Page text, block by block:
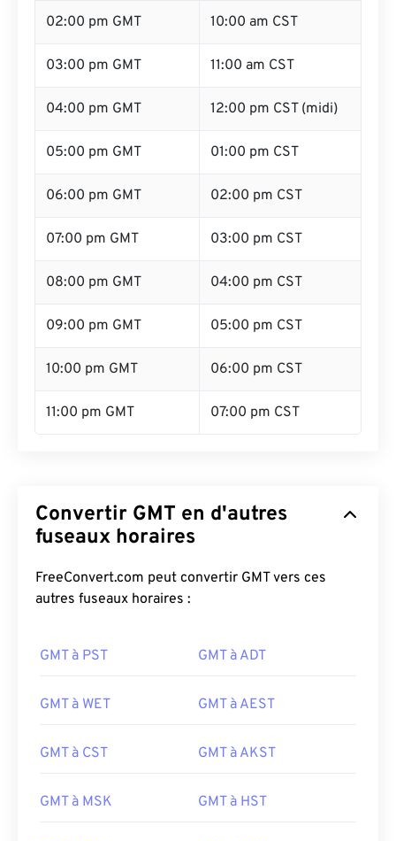
02:00 pm GMT 10:00 am CST
03:00 pm GMT 11:00 am CST
04:00 pm GMT 12:00 pm CST (midi)
05:00 pm GMT 01:00 pm CST
06:00 pm GMT 02:00 pm CST
07:00 pm GMT 03:00 pm CST
08:00 pm GMT 04:00 pm CST
09:00 pm GMT 05:00 pm CST
10:00 pm GMT 06:00 pm CST
11:00 pm GMT 07:00 pm CST
Convertir GMT en d'autres
fuseaux horaires
FreeConvert.com peut convertir GMT vers ces
autres fuseaux horaires :
GMT à PST GMT à ADT
GMT à WET GMT à AEST
GMT à CST GMT à AKST
GMT à MSK GMT à HST